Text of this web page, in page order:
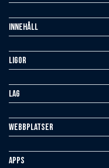
Innehåll
Ligor
Lag
Webbplatser
Apps